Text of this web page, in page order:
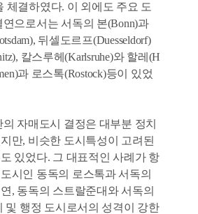
체결하였다. 이 외에도 주요 도
으로서는 서독의 본(Bonn)과
뒤셀도르프(Duesseldorf)
칼스루헤(Karlsruhe)와 할레(H
과 로스톡(Rostock)등이 있었
자매도시 결정은 대부분 정치
만, 비슷한 도시특성이 고려된
있었다. 그 대표적인 사례가 항
시인 동독의 로스톡과 서독의
, 동독의 스트랄준대와 서독의
및 행정 도시로서의 성격이 강한